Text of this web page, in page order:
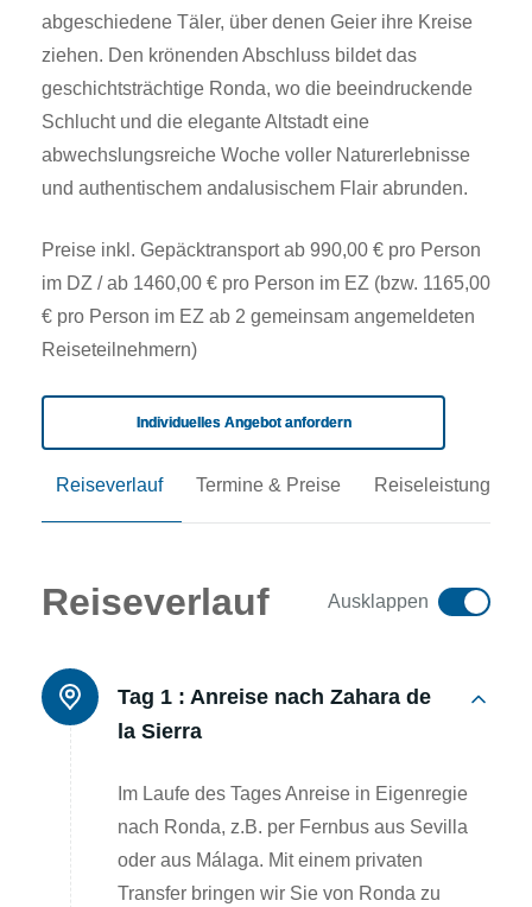
abgeschiedene Täler, über denen Geier ihre Kreise
ziehen. Den krönenden Abschluss bildet das
geschichtsträchtige Ronda, wo die beeindruckende
Schlucht und die elegante Altstadt eine
abwechslungsreiche Woche voller Naturerlebnisse
und authentischem andalusischem Flair abrunden.
Preise inkl. Gepäcktransport ab 990,00 € pro Person
im DZ / ab 1460,00 € pro Person im EZ (bzw. 1165,00
€ pro Person im EZ ab 2 gemeinsam angemeldeten
Reiseteilnehmern)
Individuelles Angebot anfordern
Reiseverlauf Termine & Preise Reiseleistungen
Reiseverlauf Ausklappen
Tag 1 : Anreise nach Zahara de
la Sierra
Im Laufe des Tages Anreise in Eigenregie
nach Ronda, z.B. per Fernbus aus Sevilla
oder aus Málaga. Mit einem privaten
Transfer bringen wir Sie von Ronda zu